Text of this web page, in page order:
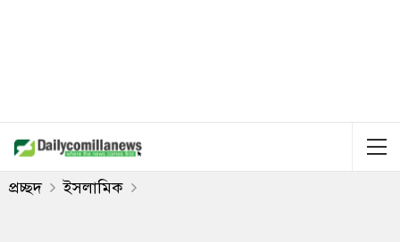
প্রচ্ছদ ইসলামিক